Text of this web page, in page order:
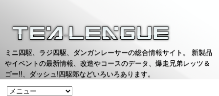
ミニ四駆、ラジ四駆、ダンガンレーサーの総合情報サイト。 新製品
やイベントの最新情報、改造やコースのデータ、爆走兄弟レッツ＆
ゴー!!、ダッシュ!四駆郎などいろいろあります。